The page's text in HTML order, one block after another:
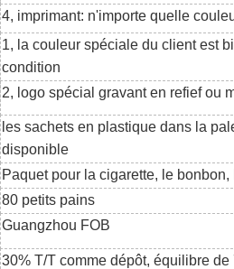
4, imprimant: n'importe quelle
1, la couleur spéciale du client est
condition
2, logo spécial gravant en refief ou
les sachets en plastique dans la
disponible
Paquet pour la cigarette, le
80 petits pains
Guangzhou FOB
30% T/T comme dépôt, équilibre